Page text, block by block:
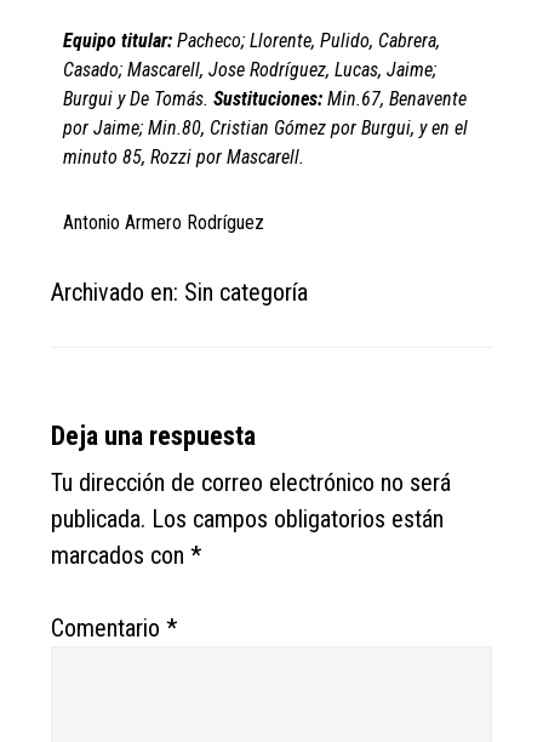
Equipo titular:Pacheco; Llorente, Pulido, Cabrera,
Casado; Mascarell, Jose Rodríguez, Lucas, Jaime;
Burgui y De Tomás.Sustituciones: Min.67, Benavente
por Jaime; Min.80, Cristian Gómez por Burgui, y en el
minuto 85, Rozzi por Mascarell.
Antonio Armero Rodríguez
Archivado en: Sin categoría
Reader
Interactions
Deja una respuesta
Tu dirección de correo electrónico no será
publicada. Los campos obligatorios están
marcados con*
Comentario*